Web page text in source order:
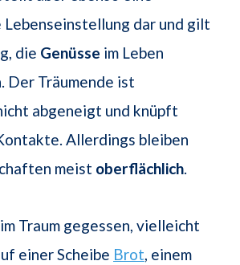
dar und gilt
die Genüsse im Leben
Der Träumende ist
abgeneigt und knüpft
Allerdings bleiben
meist oberflächlich.
Traum gegessen, vielleicht
einer Scheibe Brot, einem